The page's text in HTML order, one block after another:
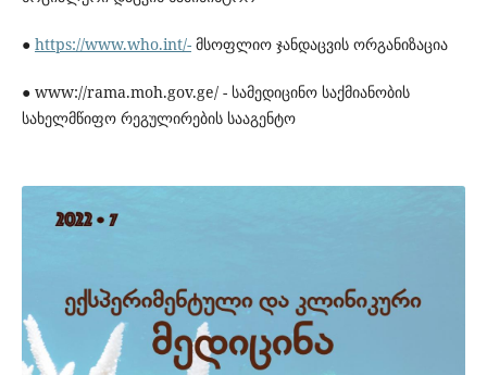
● https://www.who.int/-მსოფლიო ჯანდაცვის ორგანიზაცია
● www://rama.moh.gov.ge/ - სამედიცინო საქმიანობის
სახელმწიფო რეგულირების სააგენტო